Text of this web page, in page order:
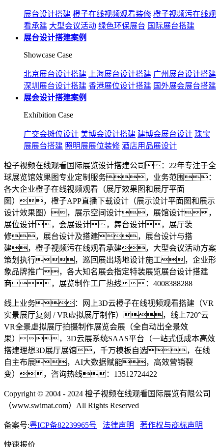
展台设计搭建 橙子在线视频观看装修 橙子视频污在线观
看承建 大型会议活动 绿色环保展台 国际展台搭建
展台设计搭建案例
Showcase Case
北京展台设计搭建 上海展台设计搭建 广州展台设计搭建
深圳展台设计搭建 香港展位设计搭建 国外展会展台搭建
展会设计搭建案例
Exhibition Case
广交会摊位设计 美博会设计搭建 建博会展台设计 珠宝
展展台搭建 照明展展位装修 酒店用品展设计
橙子视频在线观看国际展览设计搭建公司：22年专注于全
球展览馆效果图专业定制服务，业务范围：
各大企业橙子在线视频观看（展厅效果图和展厅平面
图），橙子APP直播下载设计（展示设计平面图和展示
设计效果图），展示空间设计，展馆设计，
展位设计，会展设计，舞台设计，展厅装
修，展台设计及搭建，展台设计与搭
建，橙子视频污在线观看承建，大型会议活动方案
策划执行，巡回展出场地设计施工，企业形
象品牌推广，各大知名展会指定特装展览展台设计搭建
商，展览制作工厂热线：4008388288
线上业务：网上3D云橙子在线视频观看搭建（VR
实景展厅复刻 / VR虚拟展厅制作），线上720°云
VR全景虚拟展厅拍摄制作展览会展（全自动出全景效
果），3D云展系统SAAS平台（一站式低成本高效
搭建理想3D展厅展馆，千万模板自选，在线
自主布展，AI大数据赋能，高效营销裂
变），咨询热线：13512724422
Copyright © 2004 - 2024 橙子视频在线观看国际展览有限公司
（www.swimat.com）All Rights Reserved
备案号:粤ICP备82239965号 法律声明 著作权与商标声明
快速报价